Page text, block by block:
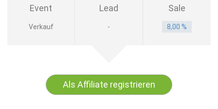
Event Lead Sale
Verkauf - 8,00 %
Als Affiliate registrieren